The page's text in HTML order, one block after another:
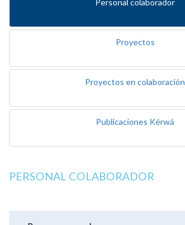
Personal colaborador
Proyectos
Proyectos en colaboración
Publicaciones Kérwá
PERSONAL COLABORADOR